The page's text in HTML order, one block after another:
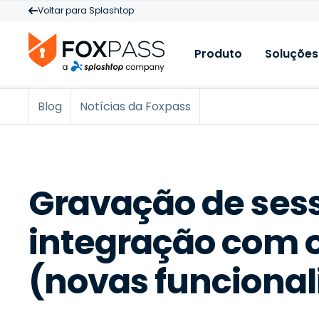
Voltar para Splashtop
Produto
Licenciamento e
Soluções
Blog Notícias da Foxpass
Gravação de
integração com
(novas